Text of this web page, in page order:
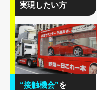
実現したい方
“接触機会”を